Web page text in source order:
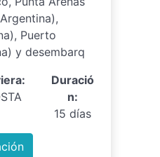
Puerto
y desembarq
Duració
n:
15 días